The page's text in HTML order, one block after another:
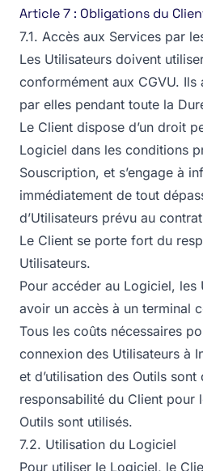
Article 7 : Obligations du
7.1. Accès aux Services par
Les Utilisateurs doivent
conformément aux CGVU. Ils
par elles pendant toute la
Le Client dispose d’un droit
Logiciel dans les conditions
Souscription, et s’engage à
immédiatement de tout
d’Utilisateurs prévu au
Le Client se porte fort du
Utilisateurs.
Pour accéder au Logiciel, les
avoir un accès à un terminal
Tous les coûts nécessaires
connexion des Utilisateurs à
et d’utilisation des Outils sont
responsabilité du Client pour
Outils sont utilisés.
7.2. Utilisation du Logiciel
Pour utiliser le Logiciel, le